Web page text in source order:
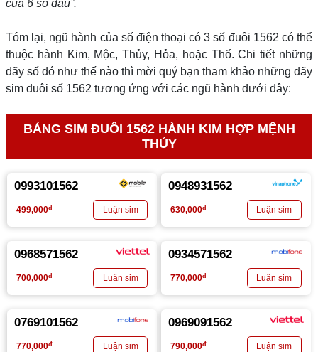
của 6 số đầu”.
Tóm lại, ngũ hành của số điện thoại có 3 số đuôi 1562 có thể
thuộc hành Kim, Mộc, Thủy, Hỏa, hoặc Thổ. Chi tiết những
dãy số đó như thế nào thì mời quý bạn tham khảo những dãy
sim đuôi số 1562 tương ứng với các ngũ hành dưới đây:
BẢNG SIM ĐUÔI 1562 HÀNH KIM HỢP MỆNH
THỦY
0993101562
499,000đ
0948931562
630,000đ
0968571562
700,000đ
0934571562
770,000đ
0769101562
770,000đ
0969091562
790,000đ